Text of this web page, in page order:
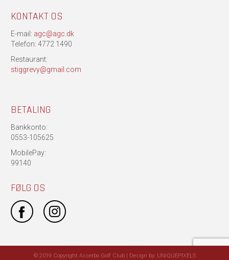
KONTAKT OS
E-mail: agc@agc.dk
Telefon: 4772 1490
Restaurant:
stiggrevy@gmail.com
BETALING
Bankkonto:
0553-105625
MobilePay:
99140
FØLG OS
© 2019 Copyright Asserbo Golf Club | Design by: UNIQUEPIXELS